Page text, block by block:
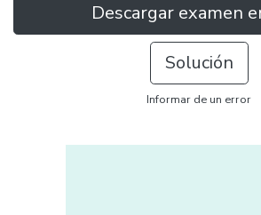
Descargar examen
Solución
Informar de un error